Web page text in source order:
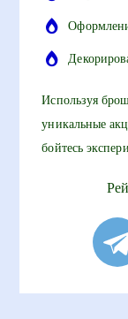
Используя
уникальные
бойтесь